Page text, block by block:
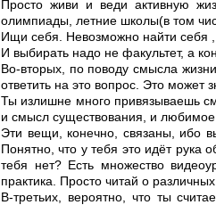
Просто живи и веди активную
олимпиады, летние школы(в том
Ищи себя. Невозможно найти себя
И выбирать надо не факультет, а
Во-вторых, по поводу смысла
ответить на это вопрос. Это может
Ты излишне много привязываешь
и смысл существования, и любимое
Эти вещи, конечно, связаны, ибо
Понятно, что у тебя это идёт рука
тебя нет? Есть множество
практика. Просто читай о
В-третьих, вероятно, что ты